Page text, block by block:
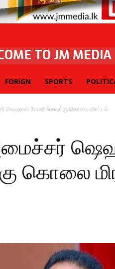
TO JM
FORIGN SPORTS
ஷெஹான் சேமசிங்கவுக்கு கொலை மிரட்டல்
கொலை